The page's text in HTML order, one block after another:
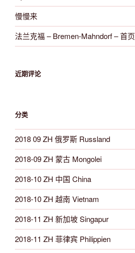
慢慢来
法兰克福 – Bremen-Mahndorf – 首页
近期评论
分类
2018 09 ZH 俄罗斯 Russland
2018-09 ZH 蒙古 Mongolei
2018-10 ZH 中国 China
2018-10 ZH 越南 Vietnam
2018-11 ZH 新加坡 Singapur
2018-11 ZH 菲律宾 Philippien